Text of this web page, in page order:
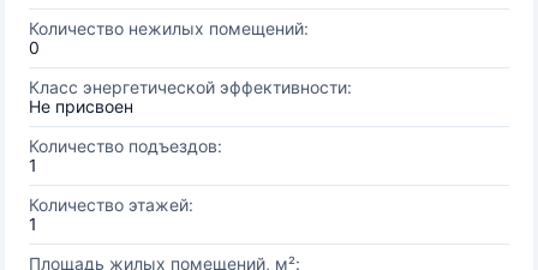
Количество нежилых помещений:
0
Класс энергетической эффективности:
Не присвоен
Количество подъездов:
1
Количество этажей:
1
Площадь жилых помещений, м²: